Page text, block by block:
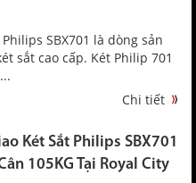
Philips SBX701 là dòng sản
sắt cao cấp. Két Philip 701
Chi tiết
Két Sắt Philips SBX701
105KG Tại Royal City